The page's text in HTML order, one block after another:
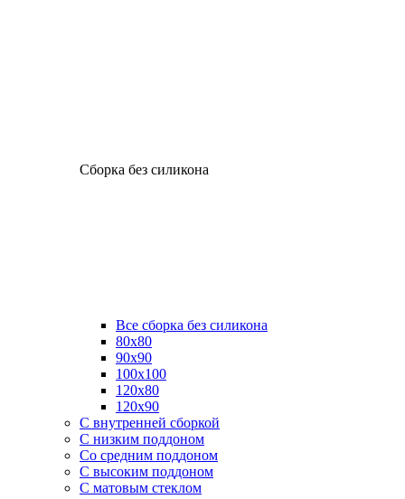
Сборка без силикона
Все сборка без силикона
80х80
90х90
100х100
120х80
120х90
С внутренней сборкой
C низким поддоном
Со средним поддоном
С высоким поддоном
С матовым стеклом